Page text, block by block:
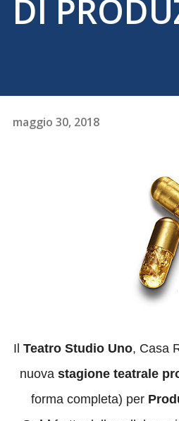
DI
maggio 30, 2018
Teatro Studio Uno, Casa
nuova stagione teatrale
forma completa) per